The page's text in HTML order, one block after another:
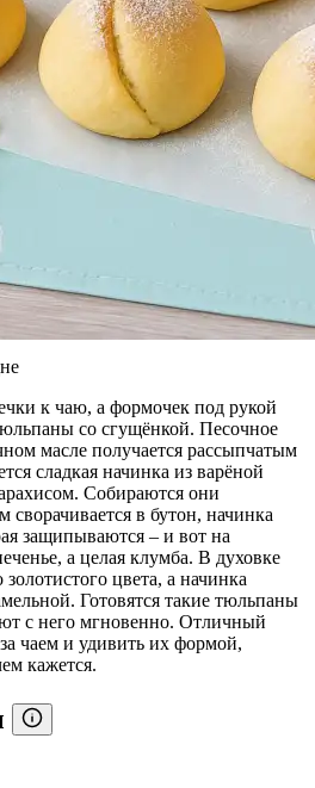
к чаю, а формочек под рукой
со сгущёнкой. Песочное
масле получается рассыпчатым
сладкая начинка из варёной
Собираются они
сворачивается в бутон, начинка
защипываются – и вот на
а целая клумба. В духовке
цвета, а начинка
Готовятся такие тюльпаны
с него мгновенно. Отличный
чаем и удивить их формой,
кажется.